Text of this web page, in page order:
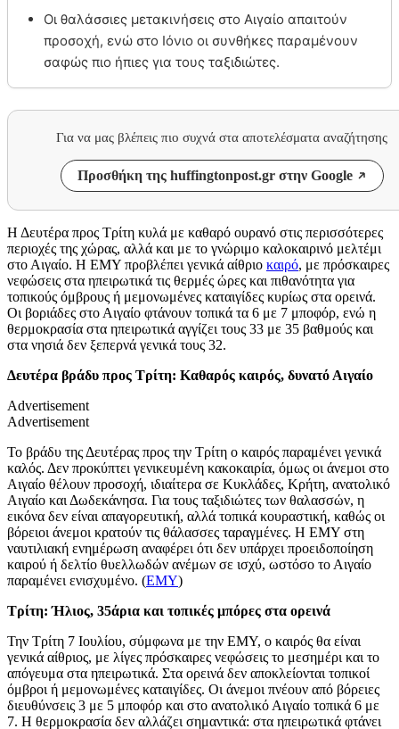
Οι θαλάσσιες μετακινήσεις στο Αιγαίο απαιτούν
προσοχή, ενώ στο Ιόνιο οι συνθήκες παραμένουν
σαφώς πιο ήπιες για τους ταξιδιώτες.
Για να μας βλέπεις πιο συχνά στα αποτελέσματα αναζήτησης
Προσθήκη της huffingtonpost.gr στην Google
Η Δευτέρα προς Τρίτη κυλά με καθαρό ουρανό στις περισσότερες
περιοχές της χώρας, αλλά και με το γνώριμο καλοκαιρινό μελτέμι
στο Αιγαίο. Η ΕΜΥ προβλέπει γενικά αίθριο καιρό, με πρόσκαιρες
νεφώσεις στα ηπειρωτικά τις θερμές ώρες και πιθανότητα για
τοπικούς όμβρους ή μεμονωμένες καταιγίδες κυρίως στα ορεινά.
Οι βοριάδες στο Αιγαίο φτάνουν τοπικά τα 6 με 7 μποφόρ, ενώ η
θερμοκρασία στα ηπειρωτικά αγγίζει τους 33 με 35 βαθμούς και
στα νησιά δεν ξεπερνά γενικά τους 32.
Δευτέρα βράδυ προς Τρίτη: Καθαρός καιρός, δυνατό Αιγαίο
Advertisement
Advertisement
Το βράδυ της Δευτέρας προς την Τρίτη ο καιρός παραμένει γενικά
καλός. Δεν προκύπτει γενικευμένη κακοκαιρία, όμως οι άνεμοι στο
Αιγαίο θέλουν προσοχή, ιδιαίτερα σε Κυκλάδες, Κρήτη, ανατολικό
Αιγαίο και Δωδεκάνησα. Για τους ταξιδιώτες των θαλασσών, η
εικόνα δεν είναι απαγορευτική, αλλά τοπικά κουραστική, καθώς οι
βόρειοι άνεμοι κρατούν τις θάλασσες ταραγμένες. Η ΕΜΥ στη
ναυτιλιακή ενημέρωση αναφέρει ότι δεν υπάρχει προειδοποίηση
καιρού ή δελτίο θυελλωδών ανέμων σε ισχύ, ωστόσο το Αιγαίο
παραμένει ενισχυμένο. (ΕΜΥ)
Τρίτη: Ήλιος, 35άρια και τοπικές μπόρες στα ορεινά
Την Τρίτη 7 Ιουλίου, σύμφωνα με την ΕΜΥ, ο καιρός θα είναι
γενικά αίθριος, με λίγες πρόσκαιρες νεφώσεις το μεσημέρι και το
απόγευμα στα ηπειρωτικά. Στα ορεινά δεν αποκλείονται τοπικοί
όμβροι ή μεμονωμένες καταιγίδες. Οι άνεμοι πνέουν από βόρειες
διευθύνσεις 3 με 5 μποφόρ και στο ανατολικό Αιγαίο τοπικά 6 με
7. Η θερμοκρασία δεν αλλάζει σημαντικά: στα ηπειρωτικά φτάνει